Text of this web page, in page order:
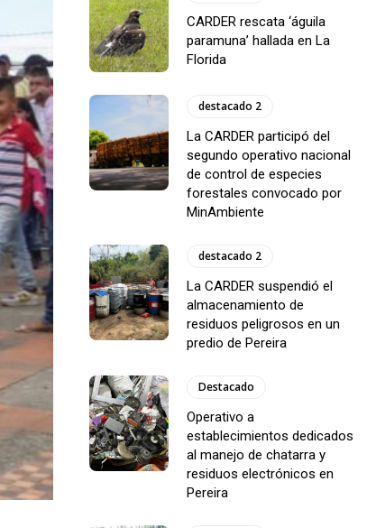
CARDER rescata ‘águila
paramuna’ hallada en La
Florida
destacado 2
La CARDER participó del
segundo operativo nacional
de control de especies
forestales convocado por
MinAmbiente
destacado 2
La CARDER suspendió el
almacenamiento de
residuos peligrosos en un
predio de Pereira
Destacado
Operativo a
establecimientos dedicados
al manejo de chatarra y
residuos electrónicos en
Pereira